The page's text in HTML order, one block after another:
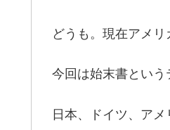
どうも。現在アメリ
今回は始末書という
日本、ドイツ、ア